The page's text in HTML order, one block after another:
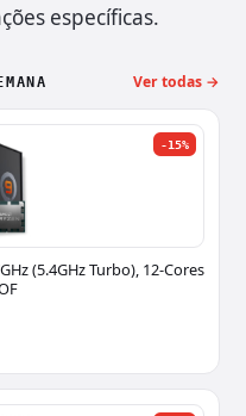
específicas.
Ver todas →
-15%
(5.4GHz Turbo), 12-Cores